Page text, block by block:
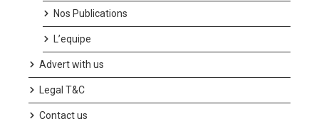
Nos Publications
L’equipe
Advert with us
Legal T&C
Contact us